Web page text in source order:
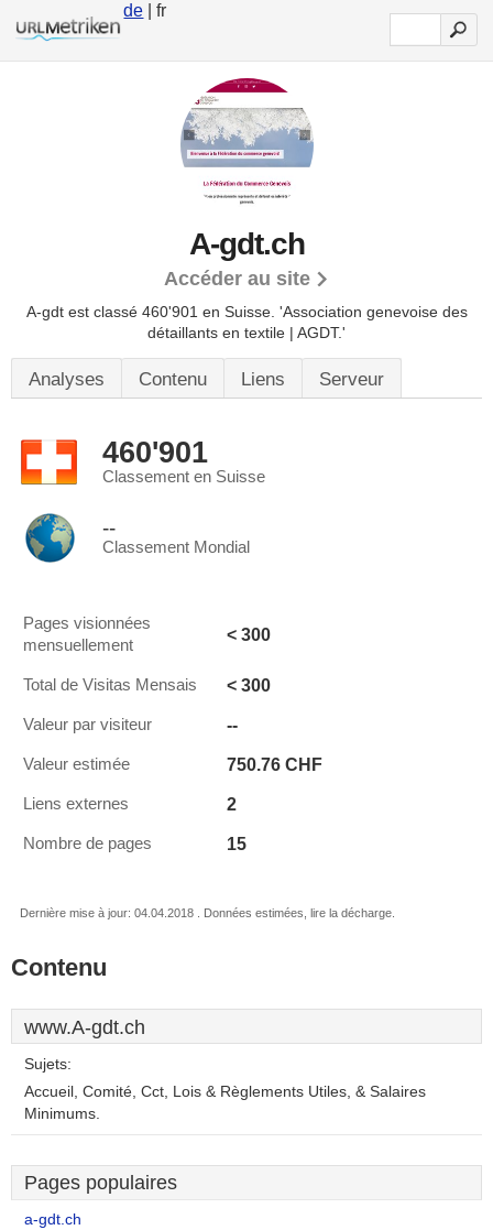
de | fr
A-gdt.ch
Accéder au site
A-gdt est classé 460'901 en Suisse. 'Association genevoise des
détaillants en textile | AGDT.'
Analyses Contenu Liens Serveur
460'901
Classement en Suisse
--
Classement Mondial
Pages visionnées
mensuellement
< 300
Total de Visitas Mensais < 300
Valeur par visiteur --
Valeur estimée 750.76 CHF
Liens externes 2
Nombre de pages 15
Dernière mise à jour: 04.04.2018 . Données estimées, lire la décharge.
Contenu
www.A-gdt.ch
Sujets:
Accueil, Comité, Cct, Lois & Règlements Utiles, & Salaires
Minimums.
Pages populaires
a-gdt.ch